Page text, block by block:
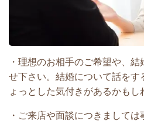
・理想のお相手のご希望や、
せ下さい。結婚について話をす
ょっとした気付きがあるかもし
・ご来店や面談につきまして